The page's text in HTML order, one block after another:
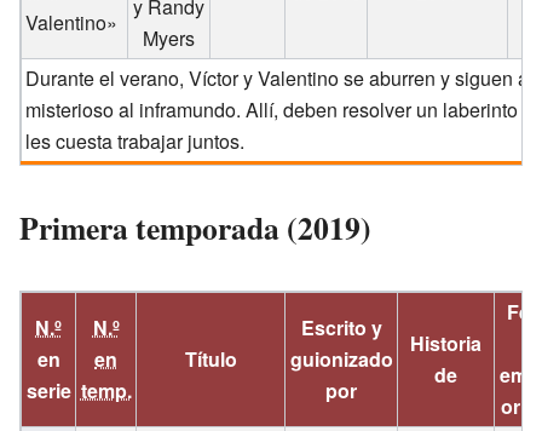
Valentino»
y Randy
Myers
Durante el verano, Víctor y Valentino se aburren y siguen a
misterioso al inframundo. Allí, deben resolver un laberinto
les cuesta trabajar juntos.
Primera temporada (2019)
N.º
en
serie
N.º
en
temp.
Título
Escrito y
guionizado
por
Historia
de